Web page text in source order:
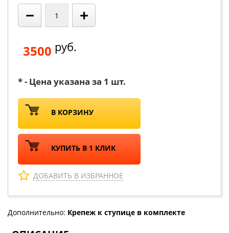
− +
3500 руб.
* - Цена указана за 1 шт.
В КОРЗИНУ
КУПИТЬ В 1 КЛИК
ДОБАВИТЬ В ИЗБРАННОЕ
Дополнительно: Крепеж к ступице в комплекте